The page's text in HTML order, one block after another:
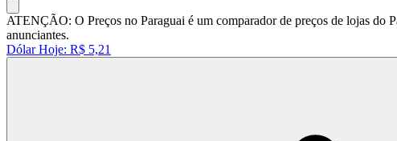
ATENÇÃO: O Preços no Paraguai é um comparador de preços de lojas do
anunciantes.
Dólar Hoje: R$ 5,21